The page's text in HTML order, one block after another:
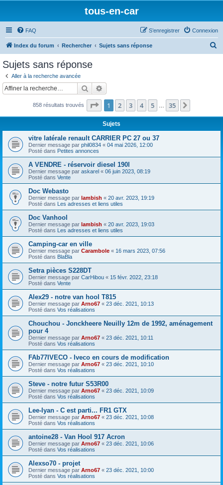
tous-en-car
FAQ Connexion
S’enregistrer
Index du forum Rechercher Sujets sans réponse
c
Sujets sans réponse
Aller à la recherche avancée
Rechercher
858 résultats trouvés Page 1sur35
1 2 3 4 5 35
Sujets
vitre latérale renault CARRIER PC 27 ou 37
Dernier message par phil0834 « 04 mai 2026, 12:00
Posté dans Petites annonces
A VENDRE - réservoir diesel 190l
Dernier message par askarel « 06 juin 2023, 08:19
Posté dans Vente
Doc Webasto
Dernier message par lambish « 20 avr. 2023, 19:19
Posté dans Les adresses et liens utiles
Doc Vanhool
Dernier message par lambish « 20 avr. 2023, 19:03
Posté dans Les adresses et liens utiles
Camping-car en ville
Dernier message par Carambole « 16 mars 2023, 07:56
Posté dans BlaBla
Setra pièces S228DT
Dernier message par CarHibou « 15 févr. 2022, 23:18
Posté dans Vente
Alex29 - notre van hool T815
Dernier message par Arno67 « 23 déc. 2021, 10:13
Posté dans Vos réalisations
Chouchou - Jonckheere Neuilly 12m de 1992, aménagement
pour 4
Dernier message par Arno67 « 23 déc. 2021, 10:11
Posté dans Vos réalisations
FAb77IVECO - Iveco en cours de modification
Dernier message par Arno67 « 23 déc. 2021, 10:10
Posté dans Vos réalisations
Steve - notre futur S53R00
Dernier message par Arno67 « 23 déc. 2021, 10:09
Posté dans Vos réalisations
Lee-lyan - C est parti... FR1 GTX
Dernier message par Arno67 « 23 déc. 2021, 10:08
Posté dans Vos réalisations
antoine28 - Van Hool 917 Acron
Dernier message par Arno67 « 23 déc. 2021, 10:06
Posté dans Vos réalisations
Alexso70 - projet
Dernier message par Arno67 « 23 déc. 2021, 10:00
Posté dans Vos réalisations